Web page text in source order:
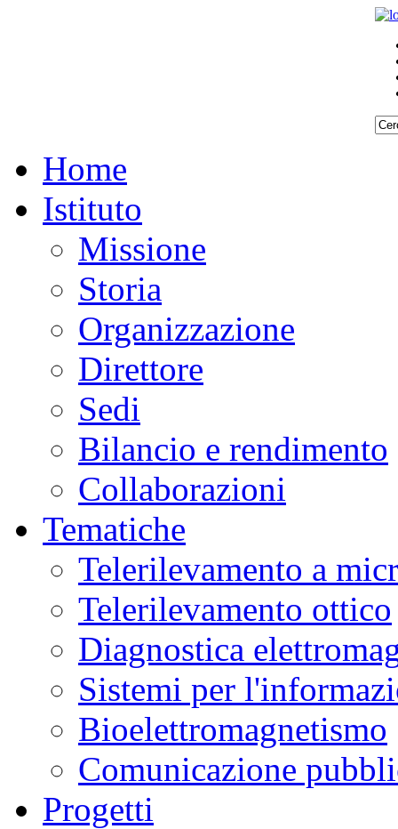
Home
Istituto
Missione
Storia
Organizzazione
Direttore
Sedi
Bilancio e rendimento
Collaborazioni
Tematiche
Telerilevamento a
Telerilevamento ottico
Diagnostica
Sistemi per
Bioelettromagnetismo
Comunicazione
Progetti